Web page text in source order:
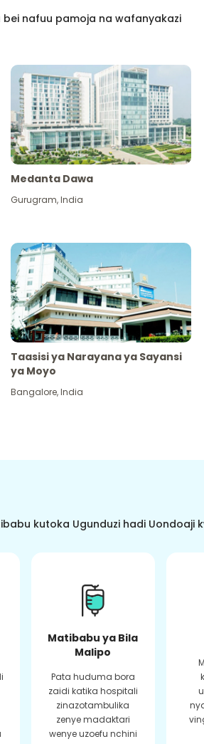
bei nafuu pamoja na wafanyakazi
Medanta Dawa
Gurugram,India
Taasisi ya Narayana ya Sayansi
ya Moyo
Bangalore,India
kutoka Ugunduzi hadi Uondoaji
Matibabu ya Bila
Malipo
Pata huduma bora
zaidi katika hospitali
zinazotambulika
zenye madaktari
wenye uzoefu nchini